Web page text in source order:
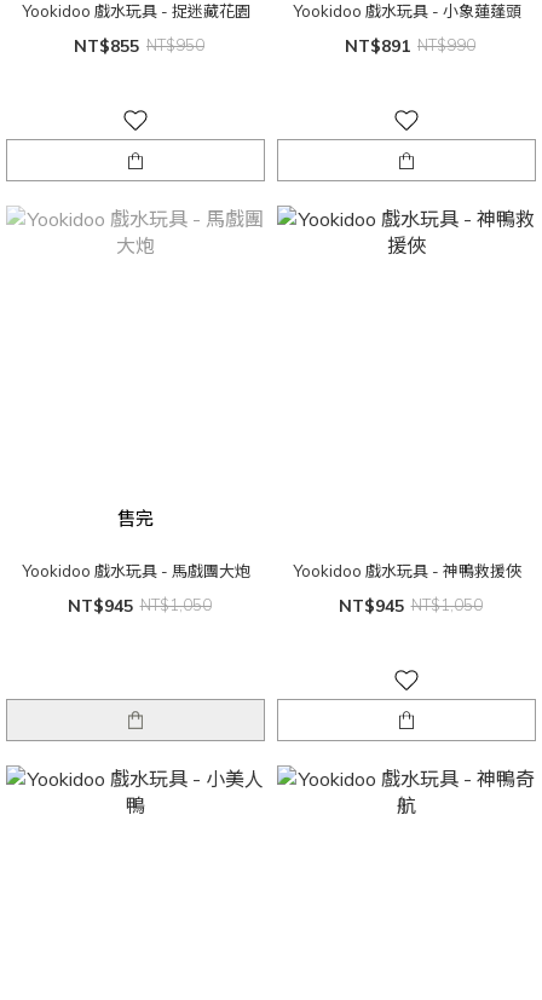
Yookidoo 戲水玩具 - 捉迷藏花園
NT$855 NT$950
Yookidoo 戲水玩具 - 小象蓮蓬頭
NT$891 NT$990
售完
Yookidoo 戲水玩具 - 馬戲團大炮
NT$945 NT$1,050
Yookidoo 戲水玩具 - 神鴨救援俠
NT$945 NT$1,050